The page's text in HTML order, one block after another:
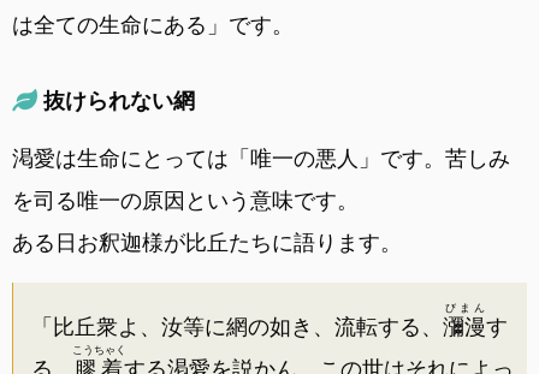
は全ての生命にある」です。
抜けられない網
渇愛は生命にとっては「唯一の悪人」です。苦しみ
を司る唯一の原因という意味です。
ある日お釈迦様が比丘たちに語ります。
「比丘衆よ、汝等に網の如き、流転する、 瀰漫
びまん
す
る、 膠着
こうちゃく
する渇愛を説かん。この世はそれによっ